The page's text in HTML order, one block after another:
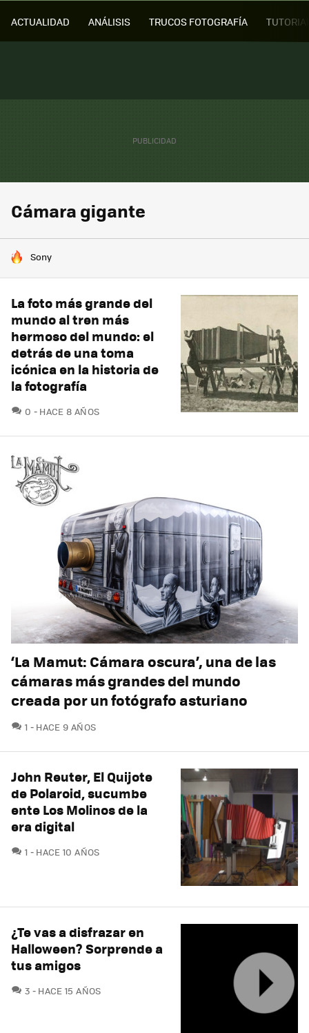
ACTUALIDAD ANÁLISIS TRUCOS FOTOGRAFÍA
Cámara gigante
HOY SE HABLA DE
Sony
La foto más grande del
mundo al tren más
hermoso del mundo: el
detrás de una toma
icónica en la historia de
la fotografía
0 COMENTARIOS
HACE 8 AÑOS
‘La Mamut: Cámara oscura’, una de las
cámaras más grandes del mundo
creada por un fotógrafo asturiano
1 COMENTARIOS
HACE 9 AÑOS
John Reuter, El Quijote
de Polaroid, sucumbe
ente Los Molinos de la
era digital
1 COMENTARIOS
HACE 10 AÑOS
¿Te vas a disfrazar en
Halloween? Sorprende a
tus amigos
3 COMENTARIOS
HACE 15 AÑOS